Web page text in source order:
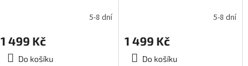
5-8 dní
1 499 Kč
Do košíku
5-8 dní
1 499 Kč
Do košíku